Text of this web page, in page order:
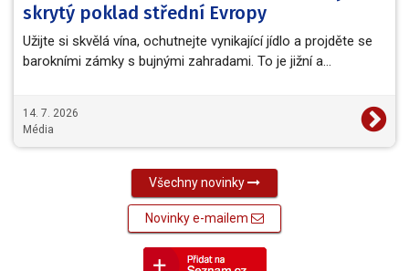
skrytý poklad střední Evropy
Užijte si skvělá vína, ochutnejte vynikající jídlo a projděte se
barokními zámky s bujnými zahradami. To je jižní a…
14. 7. 2026
Média
Všechny novinky
Novinky e-mailem